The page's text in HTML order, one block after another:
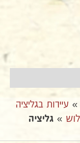
» עיירות בגליציה
» גליציה